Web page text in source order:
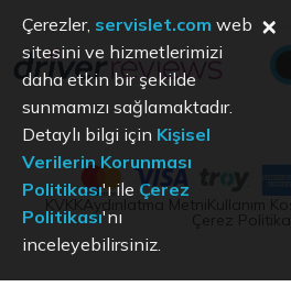
Aydınlatma Metni Kullanım
Çerez
Çerezler, servislet.com web
sitesini ve hizmetlerimizi
daha etkin bir şekilde
sunmamızı sağlamaktadır.
Detaylı bilgi için Kişisel
Verilerin Korunması
Politikası'ı ile Çerez
Politikası'nı
inceleyebilirsiniz.
×